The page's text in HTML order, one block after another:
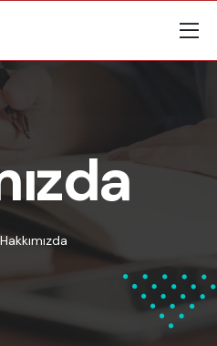
Hakkımızda